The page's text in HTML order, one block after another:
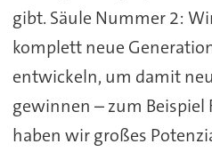
gibt. Säule Nummer 2:
komplett neue
entwickeln, um damit
gewinnen – zum Beispiel
haben wir großes